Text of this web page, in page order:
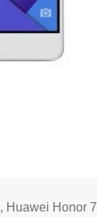
, Huawei Honor 7